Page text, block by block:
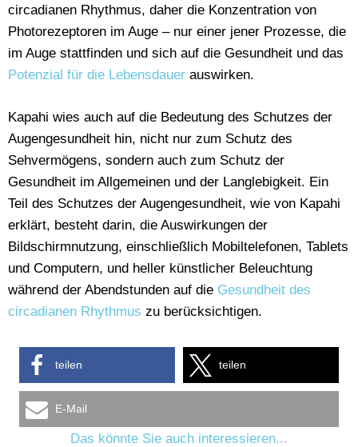
circadianen Rhythmus, daher die Konzentration von
Photorezeptoren im Auge – nur einer jener Prozesse, die
im Auge stattfinden und sich auf die Gesundheit und das
Potenzial für die Lebensdauer auswirken.
Kapahi wies auch auf die Bedeutung des Schutzes der
Augengesundheit hin, nicht nur zum Schutz des
Sehvermögens, sondern auch zum Schutz der
Gesundheit im Allgemeinen und der Langlebigkeit. Ein
Teil des Schutzes der Augengesundheit, wie von Kapahi
erklärt, besteht darin, die Auswirkungen der
Bildschirmnutzung, einschließlich Mobiltelefonen, Tablets
und Computern, und heller künstlicher Beleuchtung
während der Abendstunden auf die Gesundheit des
circadianen Rhythmus zu berücksichtigen.
teilen teilen
E-Mail
Das könnte Sie auch interessieren...